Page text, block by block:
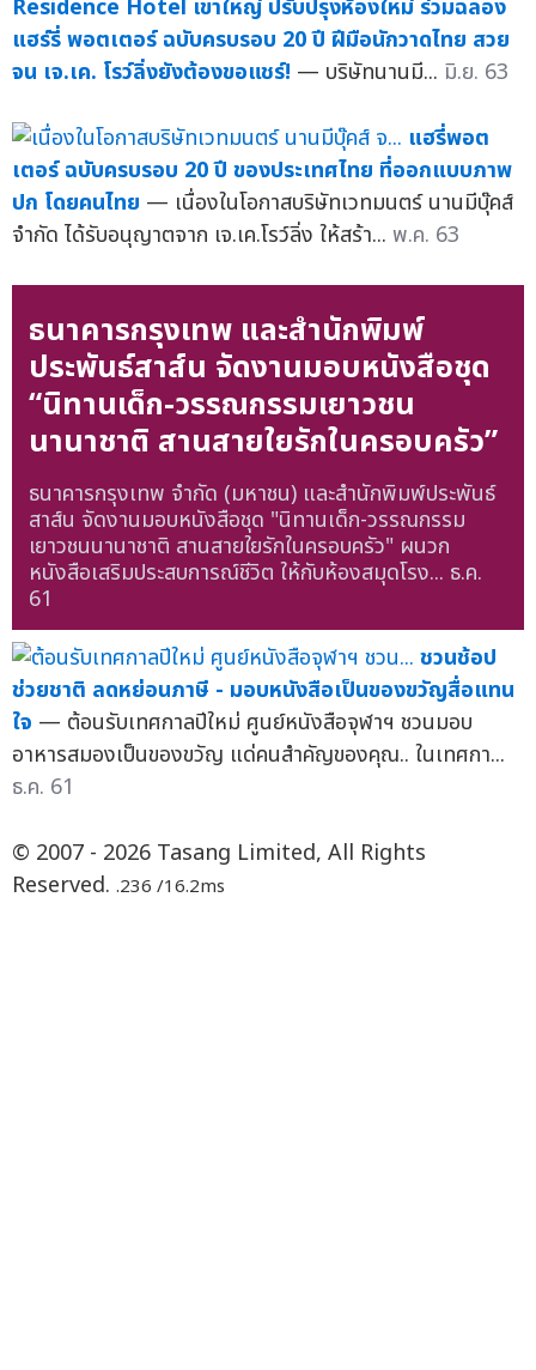
Residence Hotel เขาใหญ่ ปรับปรุงห้องใหม่ ร่วมฉลอง
แฮร์รี่ พอตเตอร์ ฉบับครบรอบ 20 ปี ฝีมือนักวาดไทย สวย
จน เจ.เค. โรว์ลิ่งยังต้องขอแชร์! — บริษัทนานมี... มิ.ย. 63
แฮรี่พอต
เตอร์ ฉบับครบรอบ 20 ปี ของประเทศไทย ที่ออกแบบภาพ
ปก โดยคนไทย — เนื่องในโอกาสบริษัทเวทมนตร์ นานมีบุ๊คส์
จำกัด ได้รับอนุญาตจาก เจ.เค.โรว์ลิ่ง ให้สร้า... พ.ค. 63
ธนาคารกรุงเทพ และสำนักพิมพ์
ประพันธ์สาส์น จัดงานมอบหนังสือชุด
“นิทานเด็ก-วรรณกรรมเยาวชน
นานาชาติ สานสายใยรักในครอบครัว”
ธนาคารกรุงเทพ จำกัด (มหาชน) และสำนักพิมพ์ประพันธ์
สาส์น จัดงานมอบหนังสือชุด "นิทานเด็ก-วรรณกรรม
เยาวชนนานาชาติ สานสายใยรักในครอบครัว" ผนวก
หนังสือเสริมประสบการณ์ชีวิต ให้กับห้องสมุดโรง... ธ.ค.
61
ชวนช้อป
ช่วยชาติ ลดหย่อนภาษี - มอบหนังสือเป็นของขวัญสื่อแทน
ใจ — ต้อนรับเทศกาลปีใหม่ ศูนย์หนังสือจุฬาฯ ชวนมอบ
อาหารสมองเป็นของขวัญ แด่คนสำคัญของคุณ.. ในเทศกา...
ธ.ค. 61
© 2007 - 2026 Tasang Limited, All Rights
Reserved. .236 /16.2ms